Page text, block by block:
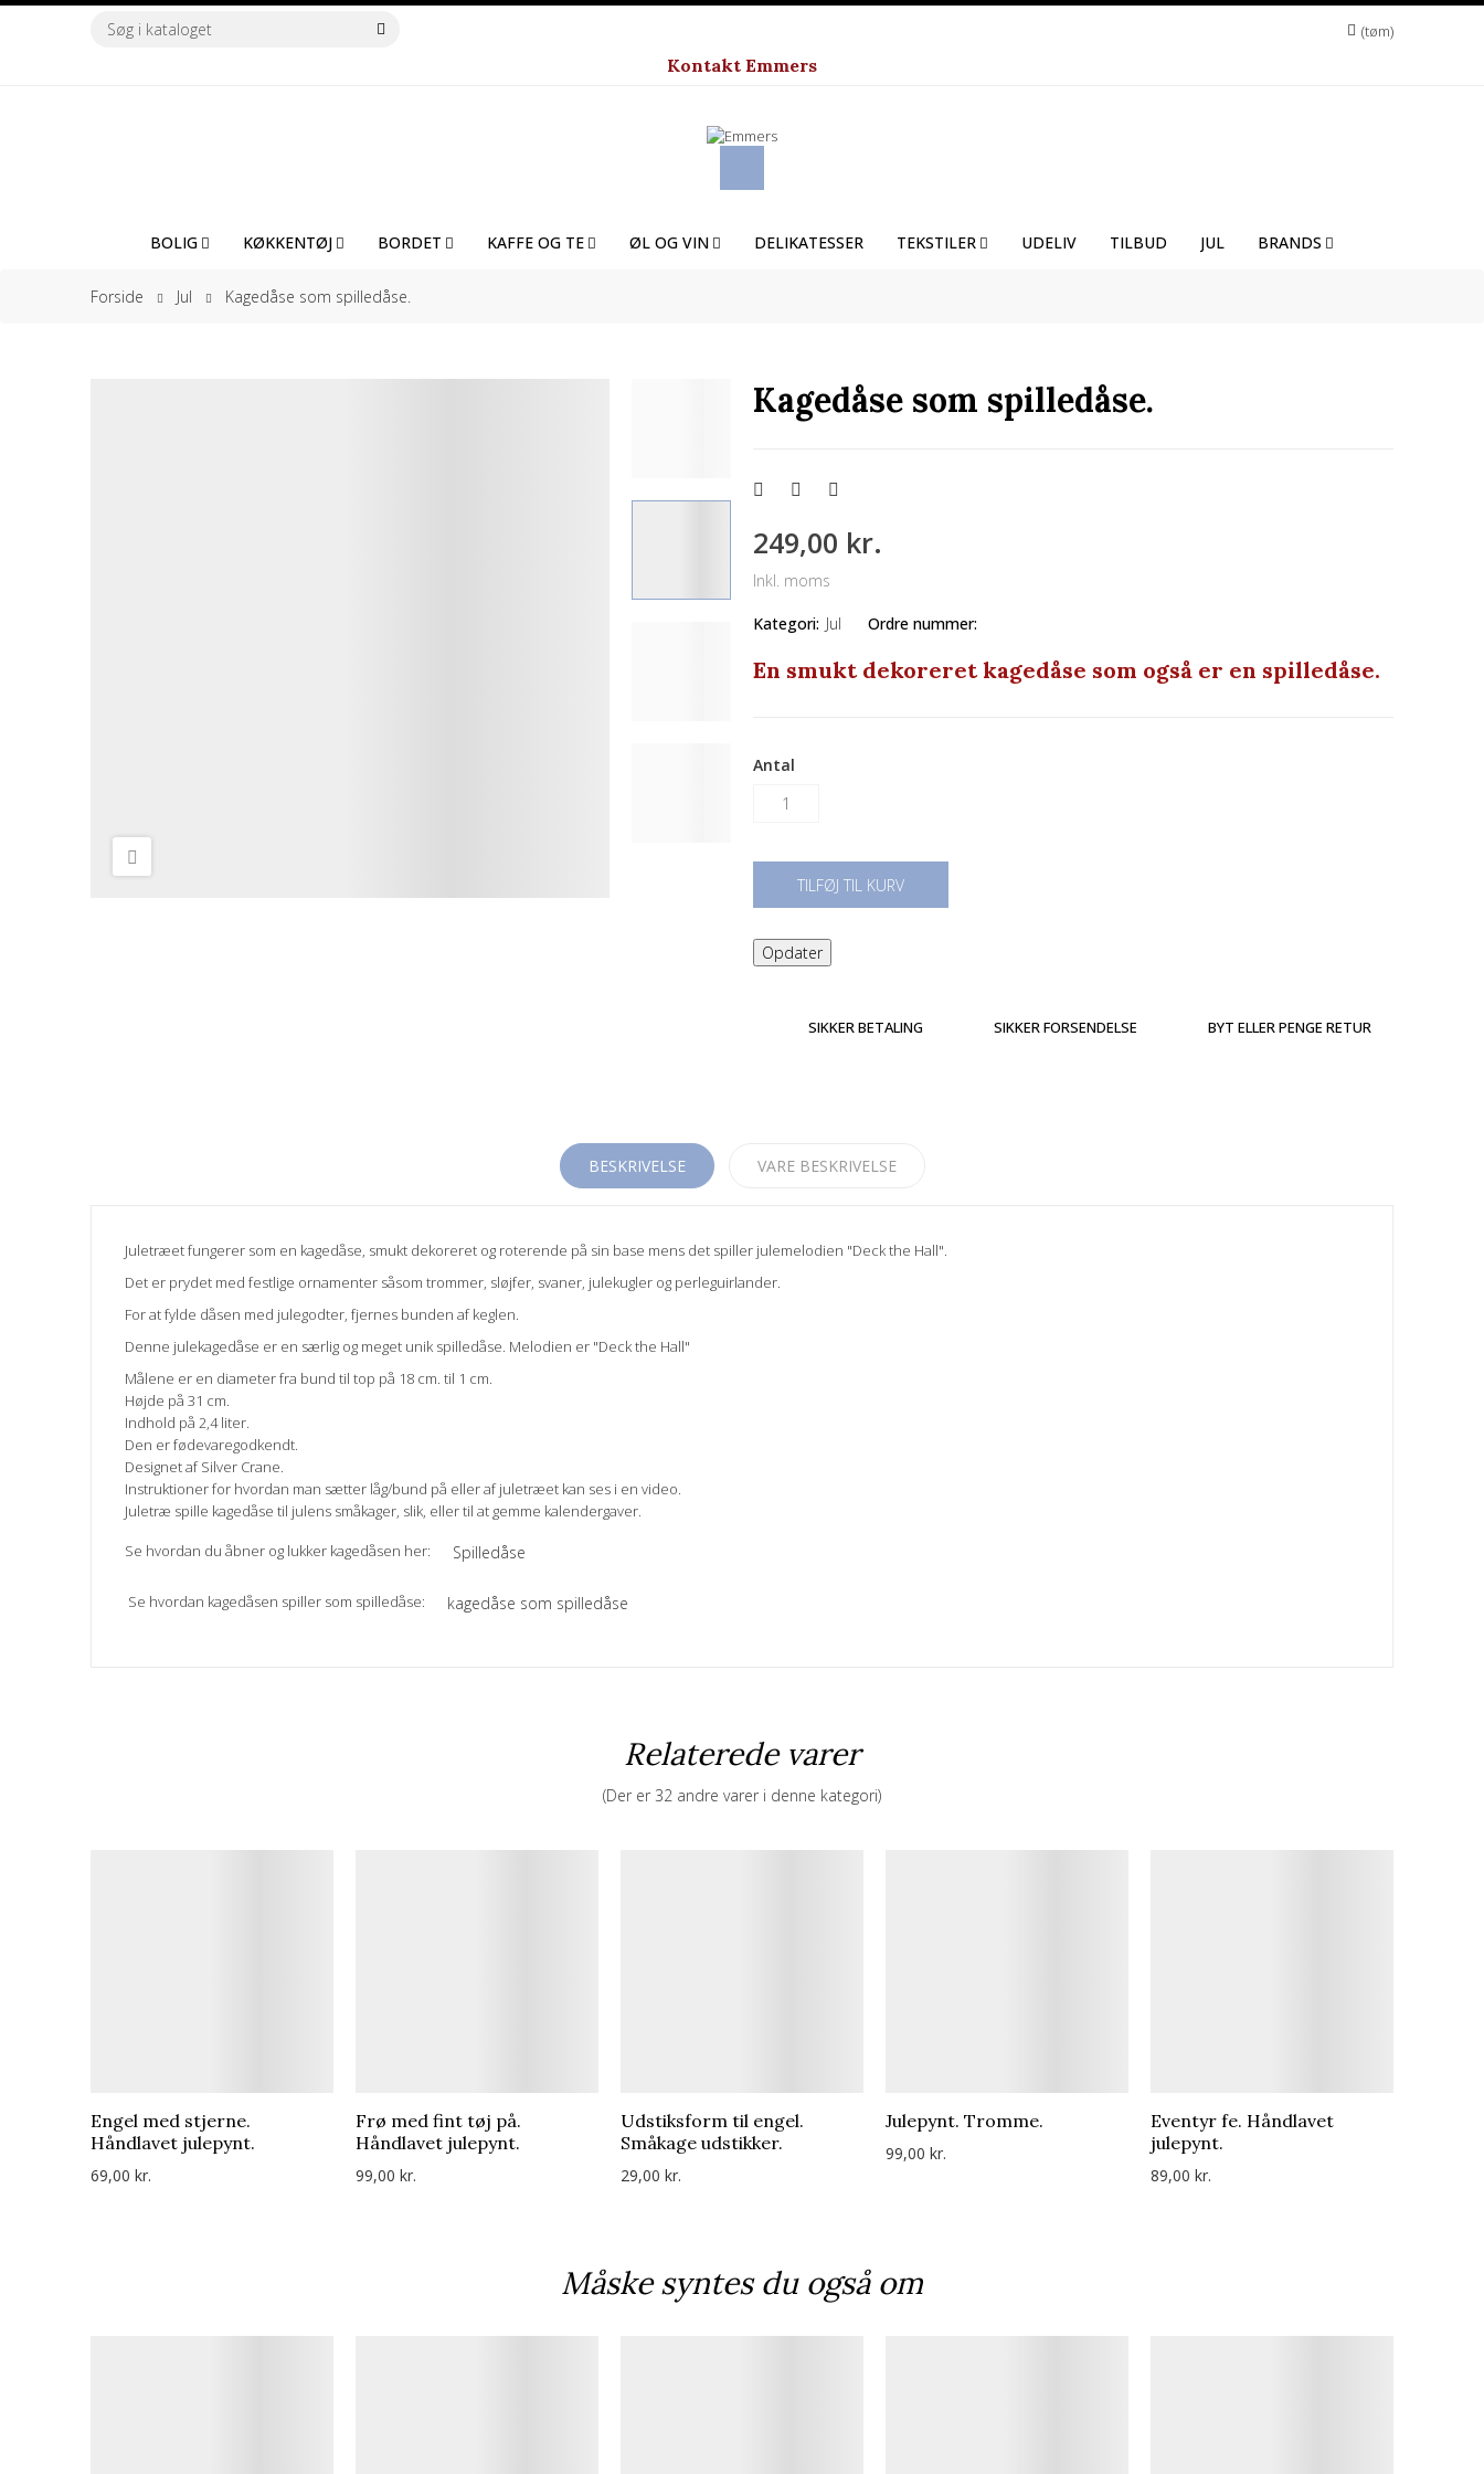
tøm
Kontakt Emmers
BOLIG KØKKENTØJ BORDET KAFFE OG TE ØL OG VIN DELIKATESSER TEKSTILER UDELIV TILBUD JUL BRANDS
Forside Jul Kagedåse som spilledåse.
Kagedåse som spilledåse.
249,00 kr.
Inkl. moms
Kategori: Jul Ordre nummer:
En smukt dekoreret kagedåse som også er en spilledåse.
Antal
TILFØJ TIL KURV
SIKKER BETALING SIKKER FORSENDELSE BYT ELLER PENGE RETUR
BESKRIVELSE VARE BESKRIVELSE
Juletræet fungerer som en kagedåse, smukt dekoreret og roterende på sin base mens det spiller julemelodien "Deck the Hall".
Det er prydet med festlige ornamenter såsom trommer, sløjfer, svaner, julekugler og perleguirlander.
For at fylde dåsen med julegodter, fjernes bunden af keglen.
Denne julekagedåse er en særlig og meget unik spilledåse. Melodien er "Deck the Hall"
Målene er en diameter fra bund til top på 18 cm. til 1 cm.
Højde på 31 cm.
Indhold på 2,4 liter.
Den er fødevaregodkendt.
Designet af Silver Crane.
Instruktioner for hvordan man sætter låg/bund på eller af juletræet kan ses i en video.
Juletræ spille kagedåse til julens småkager, slik, eller til at gemme kalendergaver.
Se hvordan du åbner og lukker kagedåsen her:
Spilledåse
Se hvordan kagedåsen spiller som spilledåse: kagedåse som spilledåse
Relaterede varer
(Der er 32 andre varer i denne kategori)
Engel med stjerne.
Håndlavet julepynt.
69,00 kr.
Frø med fint tøj på.
Håndlavet julepynt.
99,00 kr.
Udstiksform til engel.
Småkage udstikker.
29,00 kr.
Julepynt. Tromme.
99,00 kr.
Eventyr fe. Håndlavet
julepynt.
89,00 kr.
Måske syntes du også om